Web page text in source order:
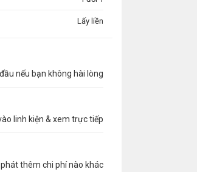
Lấy liền
nếu bạn không hài lòng
linh kiện & xem trực tiếp
thêm chi phí nào khác